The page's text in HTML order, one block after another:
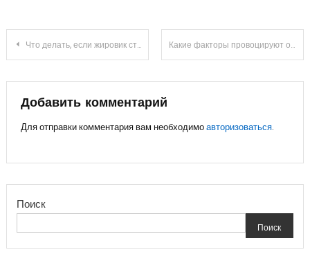
Навигация
по
записям
Что делать, если жировик стал болеть: средства для устранения воспаления Какие факторы провоцируют образование жировиков
Добавить комментарий
Для отправки комментария вам необходимоавторизоваться.
Поиск
Поиск